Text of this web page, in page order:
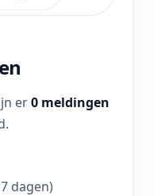
er0 meldingen
dagen)